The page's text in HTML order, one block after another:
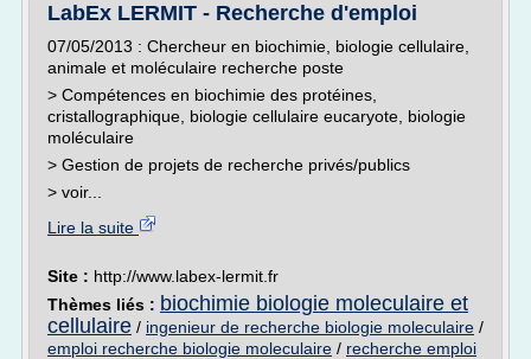
LabEx LERMIT - Recherche d'emploi
07/05/2013 : Chercheur en biochimie, biologie cellulaire,
animale et moléculaire recherche poste
> Compétences en biochimie des protéines,
cristallographique, biologie cellulaire eucaryote, biologie
moléculaire
> Gestion de projets de recherche privés/publics
> voir...
Lire la suite
Site : http://www.labex-lermit.fr
Thèmes liés : biochimie biologie moleculaire et
cellulaire / ingenieur de recherche biologie moleculaire /
emploi recherche biologie moleculaire / recherche emploi